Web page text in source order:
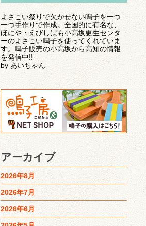
よさこい祭りで欠かせない鳴子を一つ
一つ手作りで作成。全国的に有名な、
ほにや・えびしばも小高坂更生センタ
ーのよさこい鳴子を使ってくれていま
す。鳴子販売の小高坂から高知の情報
を発信中!!
by あいちゃん
アーカイブ
2026年8月
2026年7月
2026年6月